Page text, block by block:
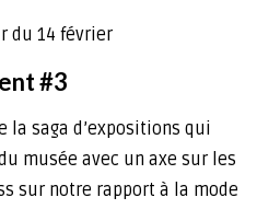
du 14 février
#3
la saga d’expositions qui
musée avec un axe sur les
sur notre rapport à la mode